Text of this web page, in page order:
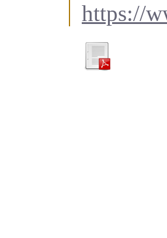
https://